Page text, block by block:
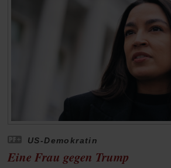
US-Demokratin
Eine Frau gegen Trump